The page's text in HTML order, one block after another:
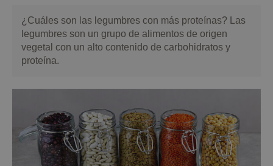
¿Cuáles son las legumbres con más proteínas? Las
legumbres son un grupo de alimentos de origen
vegetal con un alto contenido de carbohidratos y
proteína.